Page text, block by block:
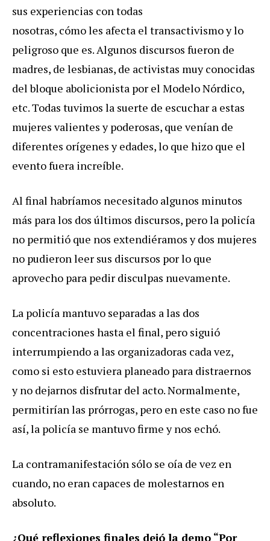
sus experiencias con todas
nosotras, cómo les afecta el transactivismo y lo
peligroso que es. Algunos discursos fueron de
madres, de lesbianas, de activistas muy conocidas
del bloque abolicionista por el Modelo Nórdico,
etc. Todas tuvimos la suerte de escuchar a estas
mujeres valientes y poderosas, que venían de
diferentes orígenes y edades, lo que hizo que el
evento fuera increíble.
Al final habríamos necesitado algunos minutos
más para los dos últimos discursos, pero la policía
no permitió que nos extendiéramos y dos mujeres
no pudieron leer sus discursos por lo que
aprovecho para pedir disculpas nuevamente.
La policía mantuvo separadas a las dos
concentraciones hasta el final, pero siguió
interrumpiendo a las organizadoras cada vez,
como si esto estuviera planeado para distraernos
y no dejarnos disfrutar del acto. Normalmente,
permitirían las prórrogas, pero en este caso no fue
así, la policía se mantuvo firme y nos echó.
La contramanifestación sólo se oía de vez en
cuando, no eran capaces de molestarnos en
absoluto.
¿Qué reflexiones finales dejó la demo “Por